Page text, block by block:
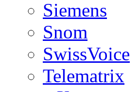
Siemens
Snom
SwissVoice
Telematrix